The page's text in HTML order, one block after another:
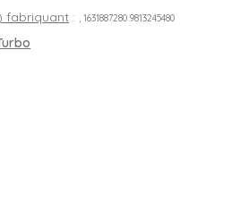
fabriquant : , 1631887280 9813245480